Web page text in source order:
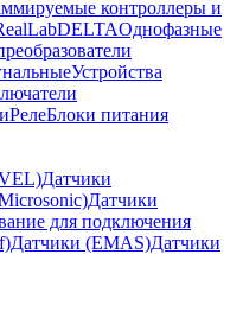
контроллеры и
DELTAОднофазные
Устройства
РелеБлоки питания
Датчики
Датчики
для подключения
Датчики (EMAS)Датчики